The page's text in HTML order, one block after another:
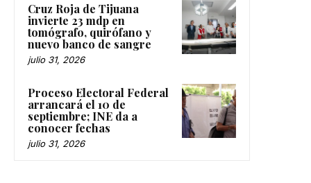
Cruz Roja de Tijuana
invierte 23 mdp en
tomógrafo, quirófano y
nuevo banco de sangre
julio 31, 2026
Proceso Electoral Federal
arrancará el 10 de
septiembre; INE da a
conocer fechas
julio 31, 2026